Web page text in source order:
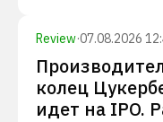
Review·07.08.2026
колец
идет на IPO.